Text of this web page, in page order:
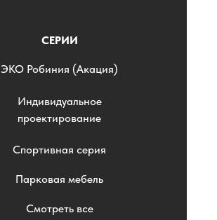
СЕРИИ
ЭKO Робиния (Акация)
Спортивная серия
Парковая мебель
Смотреть все
Индивидуальное
проектирование